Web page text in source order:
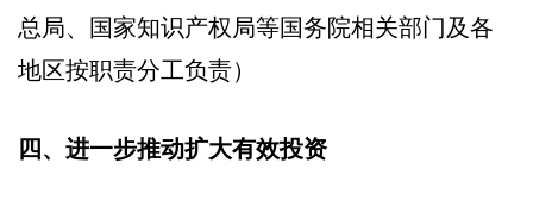
总局、国家知识产权局等国务院相关部门及各
地区按职责分工负责）
四、进一步推动扩大有效投资